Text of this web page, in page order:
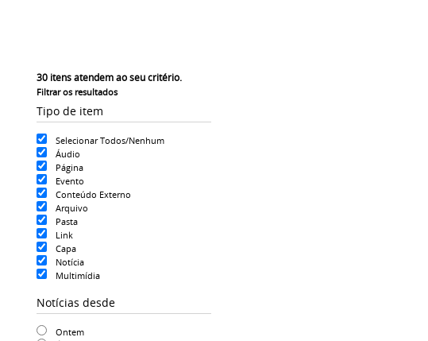
30itens atendem ao seu critério.
Filtrar os resultados
Tipo de item
Selecionar Todos/Nenhum
Áudio
Página
Evento
Conteúdo Externo
Arquivo
Pasta
Link
Capa
Notícia
Multimídia
Notícias desde
Ontem